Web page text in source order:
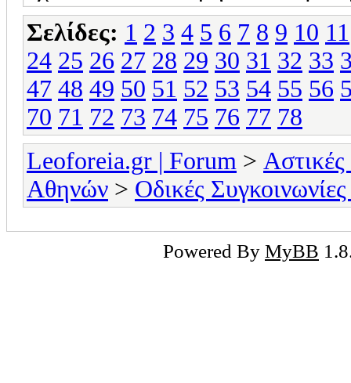
Σελίδες: 1 2 3 4 5 6 7 8 9 10 11
24 25 26 27 28 29 30 31 32 33
47 48 49 50 51 52 53 54 55 56
70 71 72 73 74 75 76 77 78
Leoforeia.gr | Forum >
Αθηνών > Οδικές
Powered By MyBB